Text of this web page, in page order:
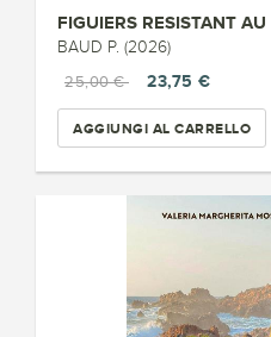
FIGUIERS RESISTANT
BAUD P. (2026)
25,00 €
23,75 €
AGGIUNGI AL CARRELLO